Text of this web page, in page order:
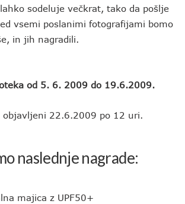
sodeluje večkrat, tako da pošlje
vsemi poslanimi fotografijami bomo
in jih nagradili.
od 5. 6. 2009 do 19.6.2009.
objavljeni 22.6.2009 po 12 uri.
naslednje nagrade:
majica z UPF50+